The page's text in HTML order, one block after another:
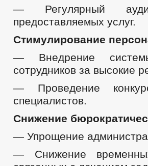
— Регулярный
предоставляемых услуг.
Стимулирование
— Внедрение
сотрудников за высокие
— Проведение
специалистов.
Снижение
— Упрощение
— Снижение